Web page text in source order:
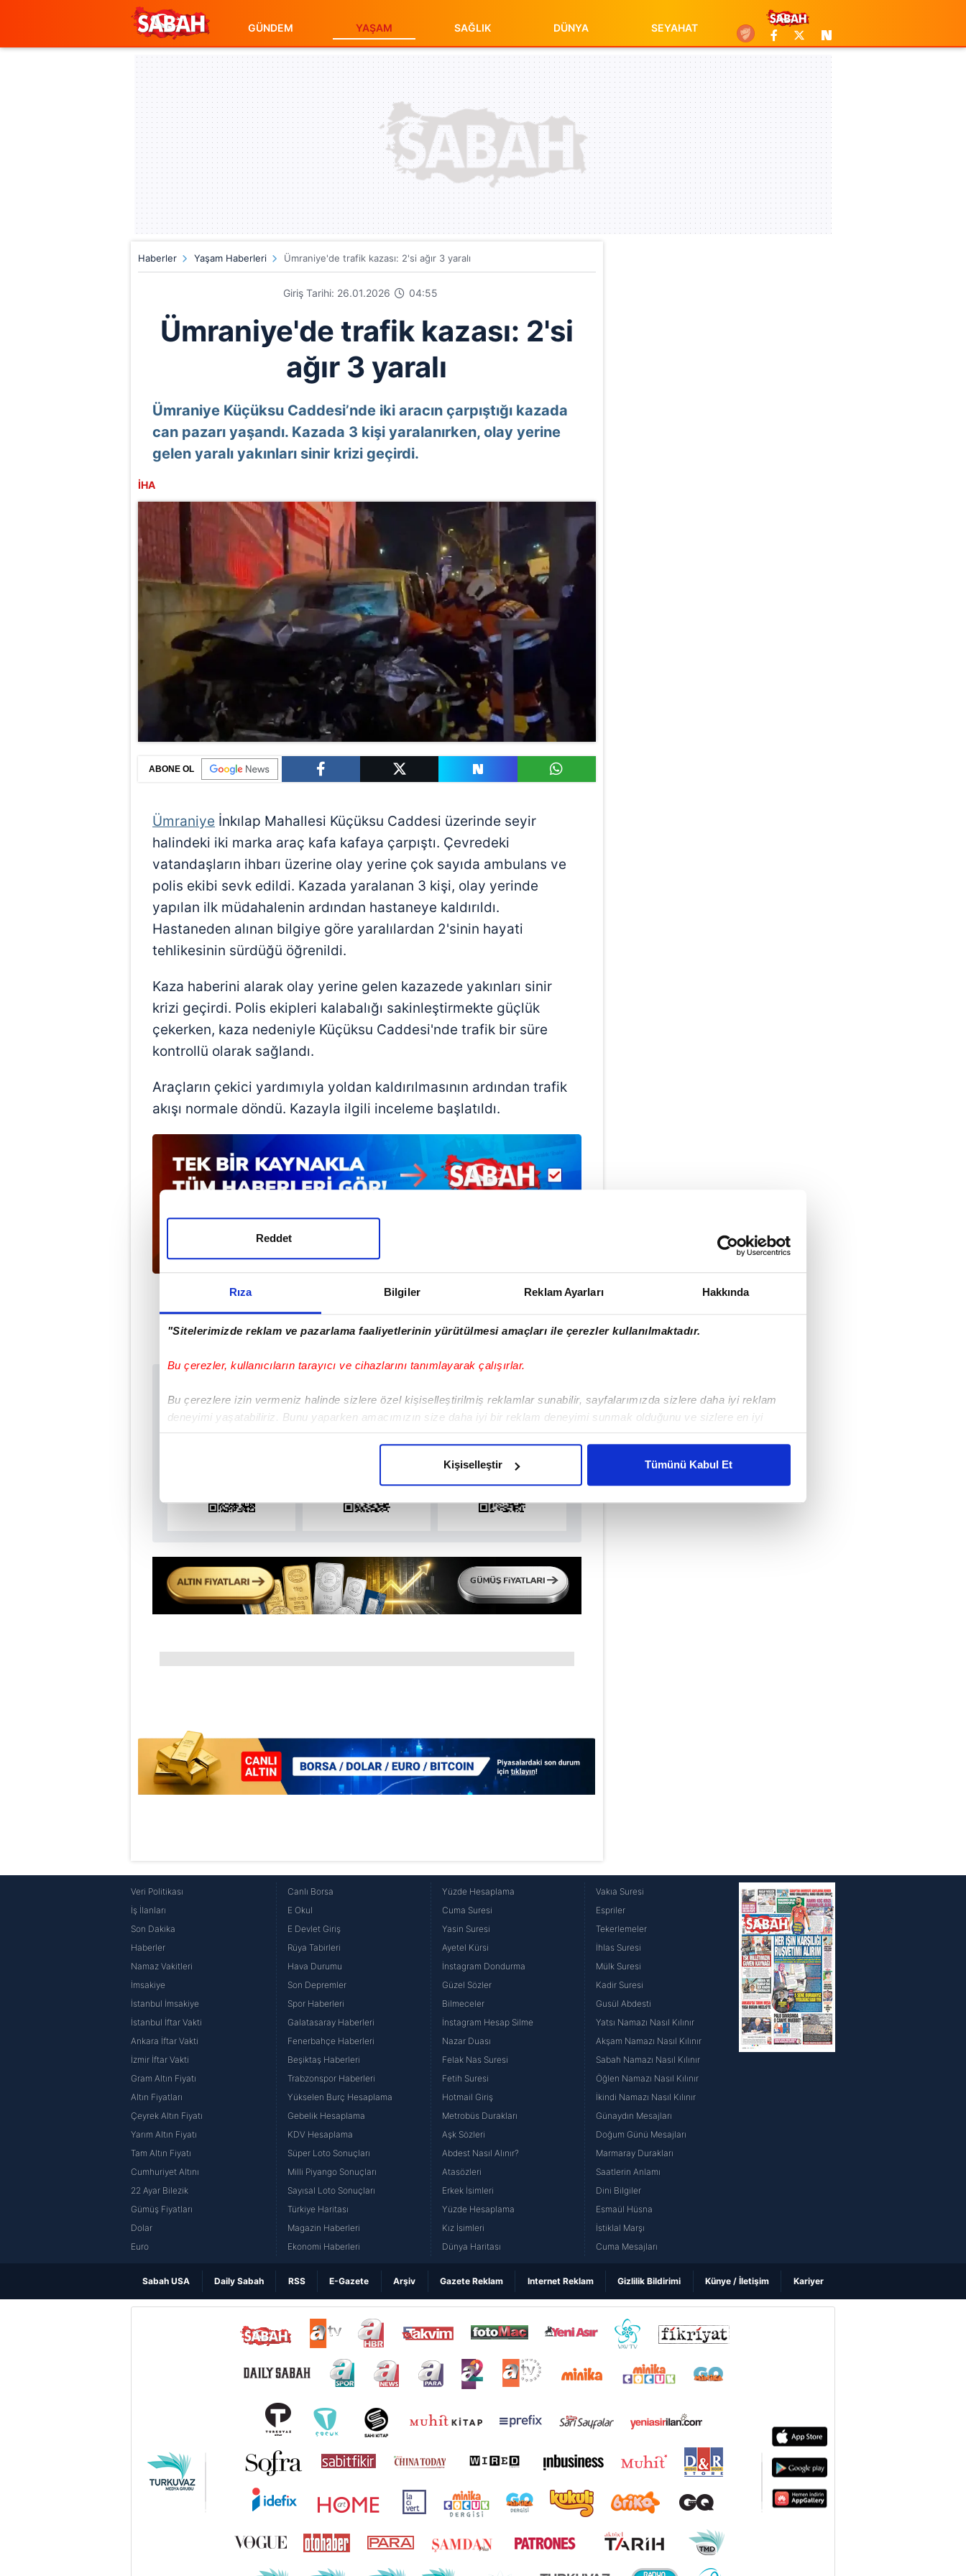
Rıza Bilgiler Reklam Ayarları Hakkında
"Sitelerimizde reklam ve pazarlama faaliyetlerinin yürütülmesi amaçları ile çerezler kullanılmaktadır.
Bu çerezler, kullanıcıların tarayıcı ve cihazlarını tanımlayarak çalışırlar.
Bu çerezlere izin vermeniz halinde sizlere özel kişiselleştirilmiş reklamlar sunabilir, sayfalarımızda sizlere daha iyi reklam
deneyimi yaşatabiliriz. Bunu yaparken amacımızın size daha iyi bir reklam deneyimi sunmak olduğunu ve sizlere en iyi
içerikleri sunabilmek adına elimizden gelen çabayı gösterdiğimizi ve bu noktada, reklamların maliyetlerimizi karşılamak
Her halükârda, kullanıcılar, bu çerezlere izin vermedikleri takdirde, kullanıcılara hedefli reklamlar gösterilmeyecektir."
amacıyla kullanılmaktadır. Diğer çerezler, sitemizin daha işlevsel kılınması ve kişiselleştirilmesi ve sizlere yönelik
reklam/pazarlama faaliyetlerinin yapılması, amaçlarıyla sınırlı olarak açık rızanız dahilinde kullanılacaktır.
Çerezlere ilişkin tercihlerinizi aşağıda yer alan panel vasıtasıyla belirleyebilirsiniz. Çerezlere ilişkin detaylı bilgi için Ayarlar
Reddet
Kişiselleştir Tümünü Kabul Et
GÜNDEM YAŞAM SAĞLIK DÜNYA SEYAHAT
Haberler Yaşam Haberleri Ümraniye'de trafik kazası: 2'si ağır 3 yaralı
Giriş Tarihi: 26.01.2026 04:55
Ümraniye'de trafik kazası: 2'si
ağır 3 yaralı
Ümraniye Küçüksu Caddesi’nde iki aracın çarpıştığı kazada
can pazarı yaşandı. Kazada 3 kişi yaralanırken, olay yerine
gelen yaralı yakınları sinir krizi geçirdi.
İHA
ABONE OL
Ümraniye İnkılap Mahallesi Küçüksu Caddesi üzerinde seyir
halindeki iki marka araç kafa kafaya çarpıştı. Çevredeki
vatandaşların ihbarı üzerine olay yerine çok sayıda ambulans ve
polis ekibi sevk edildi. Kazada yaralanan 3 kişi, olay yerinde
yapılan ilk müdahalenin ardından hastaneye kaldırıldı.
Hastaneden alınan bilgiye göre yaralılardan 2'sinin hayati
tehlikesinin sürdüğü öğrenildi.
Kaza haberini alarak olay yerine gelen kazazede yakınları sinir
krizi geçirdi. Polis ekipleri kalabalığı sakinleştirmekte güçlük
çekerken, kaza nedeniyle Küçüksu Caddesi'nde trafik bir süre
kontrollü olarak sağlandı.
Araçların çekici yardımıyla yoldan kaldırılmasının ardından trafik
akışı normale döndü. Kazayla ilgili inceleme başlatıldı.
Uygulamalara Özel Ayrıcalıkları Keşfedin!
Veri Politikası
İş İlanları
Son Dakika
Haberler
Namaz Vakitleri
İmsakiye
İstanbul İmsakiye
İstanbul İftar Vakti
Ankara İftar Vakti
İzmir İftar Vakti
Gram Altın Fiyatı
Altın Fiyatları
Çeyrek Altın Fiyatı
Yarım Altın Fiyatı
Tam Altın Fiyatı
Cumhuriyet Altını
22 Ayar Bilezik
Gümüş Fiyatları
Dolar
Euro
Canlı Borsa
E Okul
E Devlet Giriş
Rüya Tabirleri
Hava Durumu
Son Depremler
Spor Haberleri
Galatasaray Haberleri
Fenerbahçe Haberleri
Beşiktaş Haberleri
Trabzonspor Haberleri
Yükselen Burç Hesaplama
Gebelik Hesaplama
KDV Hesaplama
Süper Loto Sonuçları
Milli Piyango Sonuçları
Sayısal Loto Sonuçları
Türkiye Haritası
Magazin Haberleri
Ekonomi Haberleri
Yüzde Hesaplama
Cuma Suresi
Yasin Suresi
Ayetel Kürsi
İnstagram Dondurma
Güzel Sözler
Bilmeceler
İnstagram Hesap Silme
Nazar Duası
Felak Nas Suresi
Fetih Suresi
Hotmail Giriş
Metrobüs Durakları
Aşk Sözleri
Abdest Nasıl Alınır?
Atasözleri
Erkek İsimleri
Yüzde Hesaplama
Kız İsimleri
Dünya Haritası
Vakıa Suresi
Espriler
Tekerlemeler
İhlas Suresi
Mülk Suresi
Kadir Suresi
Gusül Abdesti
Yatsı Namazı Nasıl Kılınır
Akşam Namazı Nasıl Kılınır
Sabah Namazı Nasıl Kılınır
Öğlen Namazı Nasıl Kılınır
İkindi Namazı Nasıl Kılınır
Günaydın Mesajları
Doğum Günü Mesajları
Marmaray Durakları
Saatlerin Anlamı
Dini Bilgiler
Esmaül Hüsna
İstiklal Marşı
Cuma Mesajları
Sabah USA Daily Sabah RSS E-Gazete Arşiv Gazete Reklam Internet Reklam Gizlilik Bildirimi Künye / İletişim Kariyer